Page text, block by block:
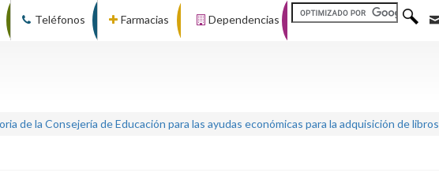
Teléfonos Farmacias Dependencias
de la Consejería de Educación para las ayudas económicas para la adquisición de libros